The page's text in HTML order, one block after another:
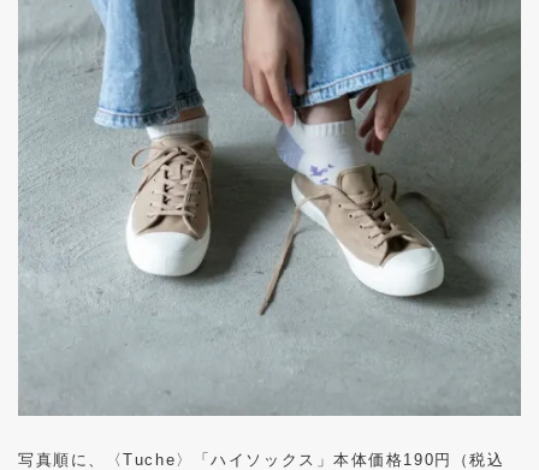
写真順に、〈Tuche 〉「ハイソックス」本体価格190 円（税込